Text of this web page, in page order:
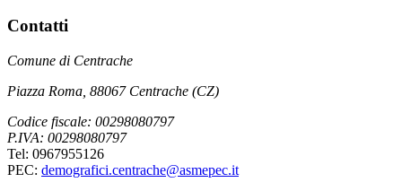
Contatti
Comune di Centrache
Piazza Roma, 88067 Centrache (CZ)
Codice fiscale: 00298080797
P.IVA: 00298080797
Tel: 0967955126
PEC: demografici.centrache@asmepec.it